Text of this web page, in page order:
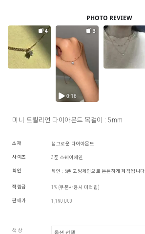
미니 트릴리언 다이아몬드 목걸이 : 5mm
소재 랩그로운 다이아몬드
사이즈 3푼 스퀘어체인
확인 체인 : 5푼 고방체인으로 튼튼하게 제작됩니다
적립금 1% (쿠폰사용시 미적립)
판매가 1,190,000
색상